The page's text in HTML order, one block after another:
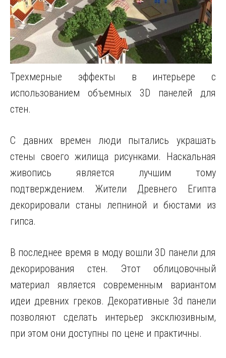
Трехмерные эффекты в интерьере с
использованием объемных 3D панелей для
стен.
С давних времен люди пытались украшать
стены своего жилища рисунками. Наскальная
живопись является лучшим тому
подтверждением. Жители Древнего Египта
декорировали станы лепниной и бюстами из
гипса.
В последнее время в моду вошли 3D панели для
декорирования стен. Этот облицовочный
материал является современным вариантом
идеи древних греков. Декоративные 3d панели
позволяют сделать интерьер эксклюзивным,
при этом они доступны по цене и практичны.